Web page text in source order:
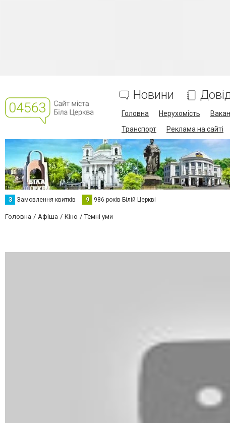
Новини
Головна Нерухомість
Транспорт
Реклама на сайті
З Замовлення квитків 9 986 років Білій Церкві
Головна Афіша Кіно Темні уми